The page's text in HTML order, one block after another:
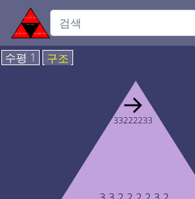
수평 1 구조
→
33222233